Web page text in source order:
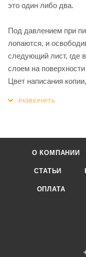
это один либо два.
Под давлением при
лопаются, и
следующий лист, где
слоем на
Цвет написания
О КОМПАНИИ
СТАТЬИ
ОПЛАТА